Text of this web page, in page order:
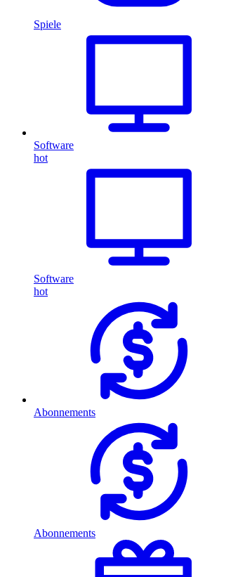
Spiele
Software
hot
Software
hot
Abonnements
Abonnements